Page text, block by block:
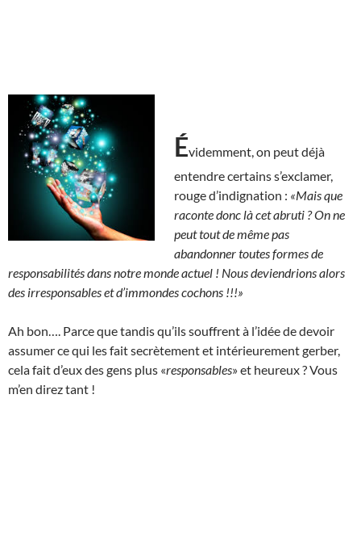
Évidemment, on peut déjà
entendre certains s’exclamer,
rouge d’indignation : «Mais que
raconte donc là cet abruti ?On ne
peut tout de même pas
abandonner toutes formes de
responsabilités dans notre monde actuel ! Nous deviendrions alors
des irresponsables et d’immondes cochons !!!»
Ah bon…. Parce que tandis qu’ils souffrent à l’idée de devoir
assumer ce qui les fait secrètement et intérieurement gerber,
cela fait d’eux des gens plus «responsables» et heureux ? Vous
m’en direz tant !